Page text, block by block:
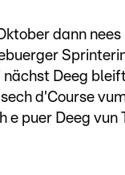
dann
Deeg
d'Course
e puer Deeg vun